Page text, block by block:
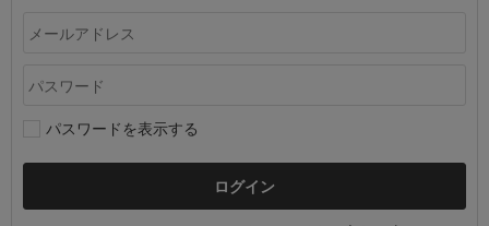
パスワードを表示する